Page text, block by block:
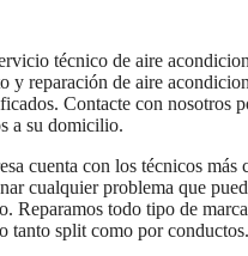
técnico de aire
y reparación de aire
Contacte con nosotros
a su domicilio.
cuenta con los técnicos más
cualquier problema que
Reparamos todo tipo de
tanto split como por conductos.